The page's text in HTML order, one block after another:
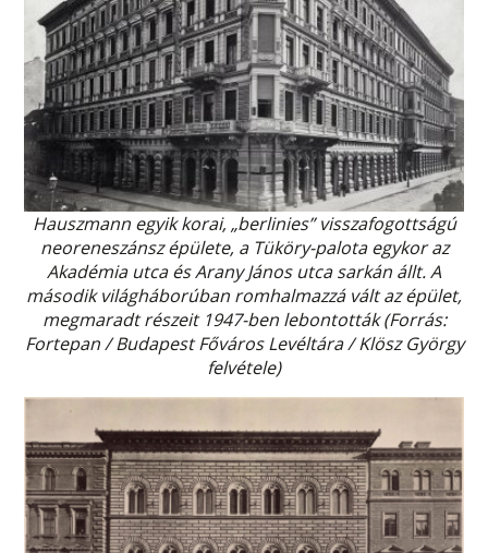
Hauszmann egyik korai, „berlinies” visszafogottságú
neoreneszánsz épülete, a Tüköry-palota egykor az
Akadémia utca és Arany János utca sarkán állt. A
második világháborúban romhalmazzá vált az épület,
megmaradt részeit 1947-ben lebontották (Forrás:
Fortepan / Budapest Főváros Levéltára / Klösz György
felvétele)